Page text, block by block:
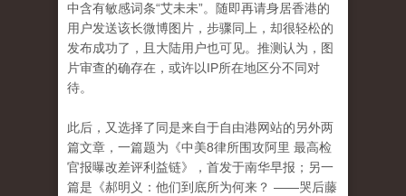
中含有敏感词条“艾未未”。随即再请身居香港的
用户发送该长微博图片，步骤同上，却很轻松的
发布成功了，且大陆用户也可见。推测认为，图
片审查的确存在，或许以IP所在地区分不同对
待。
此后，又选择了同是来自于自由港网站的另外两
篇文章，一篇题为《中美8律所围攻阿里 最高检
官报曝改差评利益链》，首发于南华早报；另一
篇是《郝明义：他们到底所为何来？ ——哭后藤